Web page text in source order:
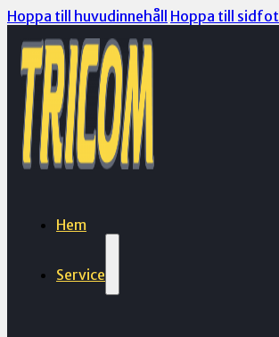
Hoppa till huvudinnehåll Hoppa till sidfot
Hem
Service